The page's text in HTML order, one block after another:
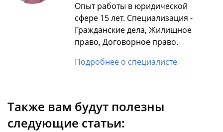
Опыт работы в юридической
сфере 15 лет. Специализация -
Гражданские дела, Жилищное
право, Договорное право.
Подробнее о специалисте
Также вам будут полезны
следующие статьи: